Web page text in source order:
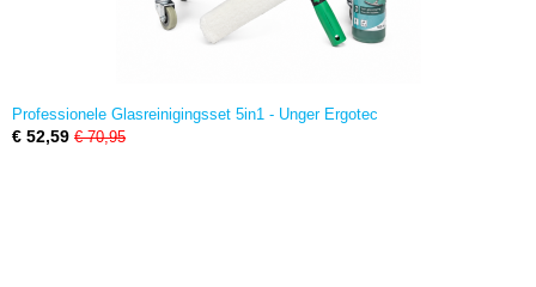
Professionele Glasreinigingsset 5in1 - Unger Ergotec
€ 52,59 € 70,95